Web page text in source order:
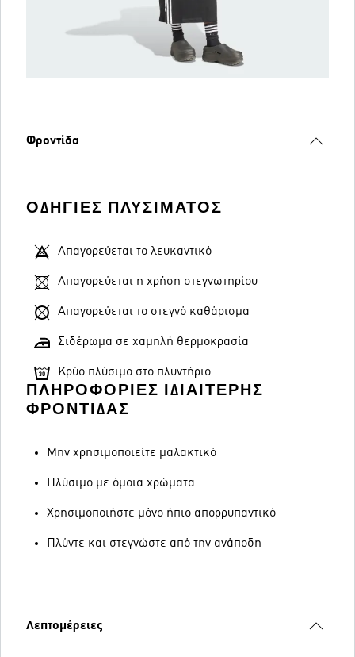
Φροντίδα
ΟΔΗΓΊΕΣ ΠΛΥΣΊΜΑΤΟΣ
Απαγορεύεται το λευκαντικό
Απαγορεύεται η χρήση στεγνωτηρίου
Απαγορεύεται το στεγνό καθάρισμα
Σιδέρωμα σε χαμηλή θερμοκρασία
Κρύο πλύσιμο στο πλυντήριο
ΠΛΗΡΟΦΟΡΊΕΣ ΙΔΙΑΊΤΕΡΗΣ
ΦΡΟΝΤΊΔΑΣ
Μην χρησιμοποιείτε μαλακτικό
Πλύσιμο με όμοια χρώματα
Χρησιμοποιήστε μόνο ήπιο απορρυπαντικό
Πλύντε και στεγνώστε από την ανάποδη
Λεπτομέρειες